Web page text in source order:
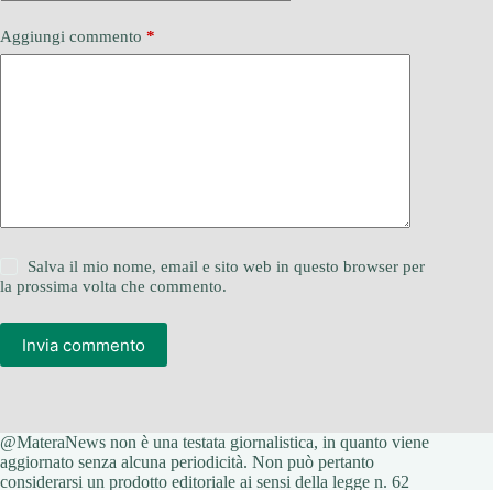
Aggiungi commento *
Salva il mio nome, email e sito web in questo browser per
la prossima volta che commento.
Invia commento
@MateraNews non è una testata giornalistica, in quanto viene
aggiornato senza alcuna periodicità. Non può pertanto
considerarsi un prodotto editoriale ai sensi della legge n. 62